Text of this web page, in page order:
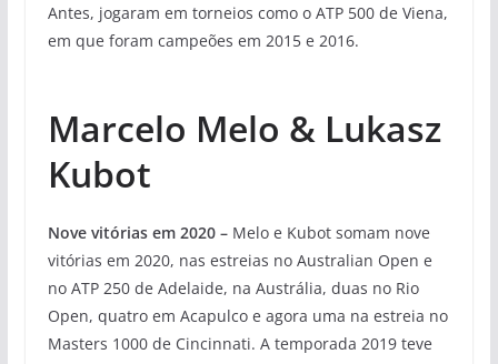
Antes, jogaram em torneios como o ATP 500 de Viena,
em que foram campeões em 2015 e 2016.
Marcelo Melo & Lukasz
Kubot
Nove vitórias em 2020 – Melo e Kubot somam nove
vitórias em 2020, nas estreias no Australian Open e
no ATP 250 de Adelaide, na Austrália, duas no Rio
Open, quatro em Acapulco e agora uma na estreia no
Masters 1000 de Cincinnati. A temporada 2019 teve